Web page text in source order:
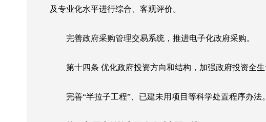
及专业化水平进行综合、客观评价。
完善政府采购管理交易系统，推进电子化政府采购。
第十四条 优化政府投资方向和结构，加强政府投资全
完善“半拉子工程”、已建未用项目等科学处置程序办法。